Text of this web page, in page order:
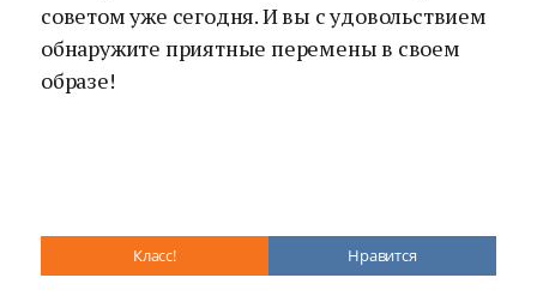
советом уже сегодня. И вы с удовольствием
обнаружите приятные перемены в своем
образе!
Класс! Нравится